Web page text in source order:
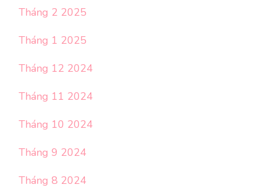
Tháng 2 2025
Tháng 1 2025
Tháng 12 2024
Tháng 11 2024
Tháng 10 2024
Tháng 9 2024
Tháng 8 2024